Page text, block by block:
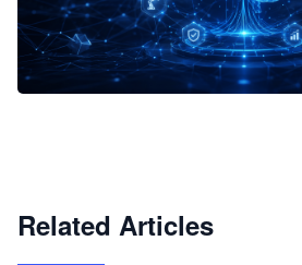
Related Articles